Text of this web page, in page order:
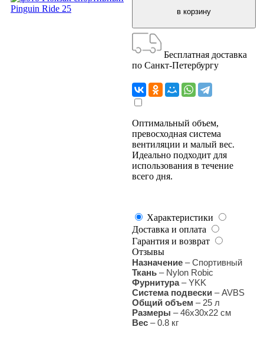
Бесплатная доставка
по Санкт-Петербургу
Оптимальный объем,
превосходная система
вентиляции и малый вес.
Идеально подходит для
использования в течение
всего дня.
Характеристики
Доставка и оплата
Гарантия и возврат
Отзывы
Назначение – Спортивный
Ткань – Nylon Robic
Фурнитура– YKK
Система подвески – AVBS
Общий объем – 25 л
Размеры – 46х30х22 см
Вес – 0.8 кг